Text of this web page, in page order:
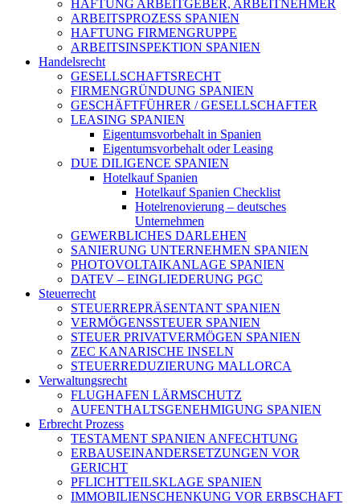
HAFTUNG ARBEITGEBER, ARBEITNEHMER
ARBEITSPROZESS SPANIEN
HAFTUNG FIRMENGRUPPE
ARBEITSINSPEKTION SPANIEN
Handelsrecht
GESELLSCHAFTSRECHT
FIRMENGRÜNDUNG SPANIEN
GESCHÄFTFÜHRER / GESELLSCHAFTER
LEASING SPANIEN
Eigentumsvorbehalt in Spanien
Eigentumsvorbehalt oder Leasing
DUE DILIGENCE SPANIEN
Hotelkauf Spanien
Hotelkauf Spanien Checklist
Hotelrenovierung – deutsches
Unternehmen
GEWERBLICHES DARLEHEN
SANIERUNG UNTERNEHMEN SPANIEN
PHOTOVOLTAIKANLAGE SPANIEN
DATEV – EINGLIEDERUNG PGC
Steuerrecht
STEUERREPRÄSENTANT SPANIEN
VERMÖGENSSTEUER SPANIEN
STEUER PRIVATVERMÖGEN SPANIEN
ZEC KANARISCHE INSELN
STEUERREDUZIERUNG MALLORCA
Verwaltungsrecht
FLUGHAFEN LÄRMSCHUTZ
AUFENTHALTSGENEHMIGUNG SPANIEN
Erbrecht Prozess
TESTAMENT SPANIEN ANFECHTUNG
ERBAUSEINANDERSETZUNGEN VOR
GERICHT
PFLICHTTEILSKLAGE SPANIEN
IMMOBILIENSCHENKUNG VOR ERBSCHAFT